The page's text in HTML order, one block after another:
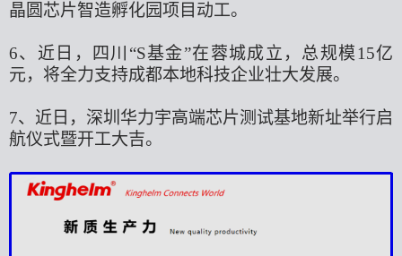
晶圆芯片智造孵化园项目动工。
6、近日，四川“S基金”在蓉城成立，总规模15亿
元，将全力支持成都本地科技企业壮大发展。
7、近日，深圳华力宇高端芯片测试基地新址举行启
航仪式暨开工大吉。